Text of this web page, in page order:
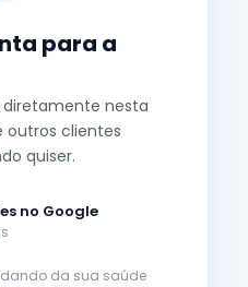
para a
diretamente nesta
outros clientes
quiser.
no Google
da sua saúde